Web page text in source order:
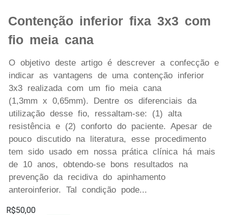
Contenção inferior fixa 3x3 com
fio meia cana
O objetivo deste artigo é descrever a confecção e
indicar as vantagens de uma contenção inferior
3x3 realizada com um fio meia cana
(1,3mm x 0,65mm). Dentre os diferenciais da
utilização desse fio, ressaltam-se: (1) alta
resistência e (2) conforto do paciente. Apesar de
pouco discutido na literatura, esse procedimento
tem sido usado em nossa prática clínica há mais
de 10 anos, obtendo-se bons resultados na
prevenção da recidiva do apinhamento
anteroinferior. Tal condição pode...
R$50,00